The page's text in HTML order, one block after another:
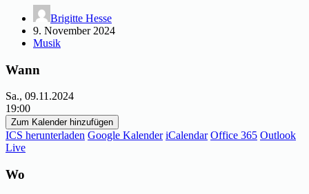
Brigitte Hesse
9. November 2024
Musik
Wann
Sa., 09.11.2024
19:00
Zum Kalender hinzufügen
ICS herunterladen Google Kalender iCalendar Office 365 Outlook
Live
Wo